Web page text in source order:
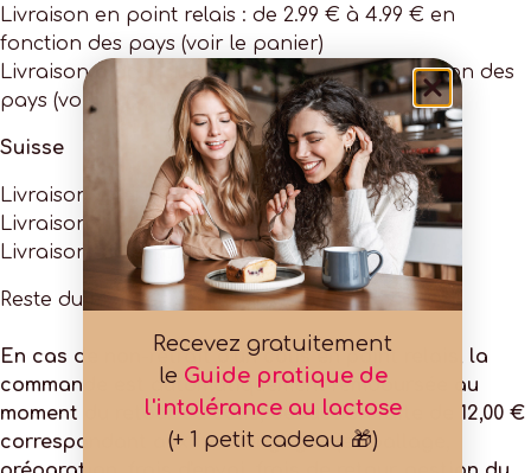
Livraison en point relais : de 2.99 € à 4.99 € en
fonction des pays (voir le panier)
Livraison à domicile : 7.99 € à 14.99 € en fonction des
pays (voir le panier)
Suisse
Livraison offerte à partir de 100 € d'achat.
Livraison en point relais : 9.99 €
Livraison à domicile : 14.99 €
Reste du monde : voir le panier.
En cas de non-retrait d’un colis en point relais, la
commande est automatiquement remboursée au
moment du retour du colis, déduction faite de 12,00 €
correspondant aux frais engagés (emballage,
Recevez gratuitement
le Guide pratique de
l'intolérance au lactose
(+ 1 petit cadeau 🎁)